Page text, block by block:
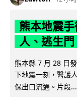
熊本地震
人、逃生
熊本縣 7 月 28 日
下地震一刻，醫護
保出口流通。片段...